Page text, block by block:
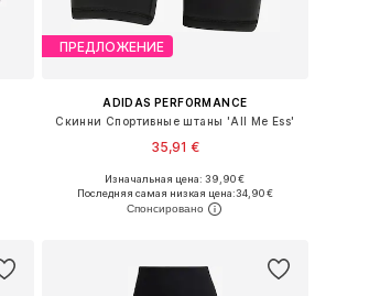
ПРЕДЛОЖЕНИЕ
ADIDAS PERFORMANCE
Скинни Спортивные штаны 'All Me Ess'
35,91 €
Добавить в корзину
Изначальная цена: 39,90 €
Последняя самая низкая цена:34,90 €